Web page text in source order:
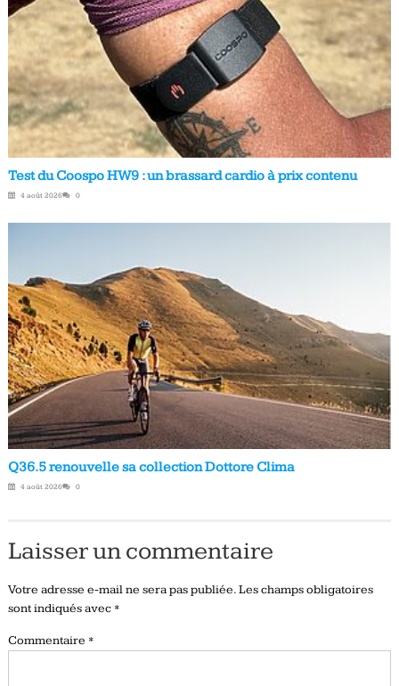
Test du Coospo HW9 : un brassard cardio à prix contenu
4 août 2026 0
Q36.5 renouvelle sa collection Dottore Clima
4 août 2026 0
Laisser un commentaire
Votre adresse e-mail ne sera pas publiée.Les champs obligatoires
sont indiqués avec *
Commentaire *